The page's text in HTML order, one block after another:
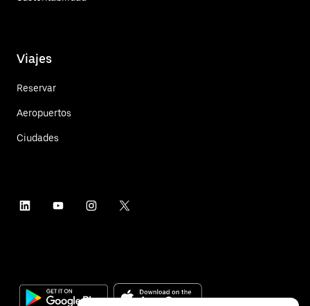
Viajes
Reservar
Aeropuertos
Ciudades